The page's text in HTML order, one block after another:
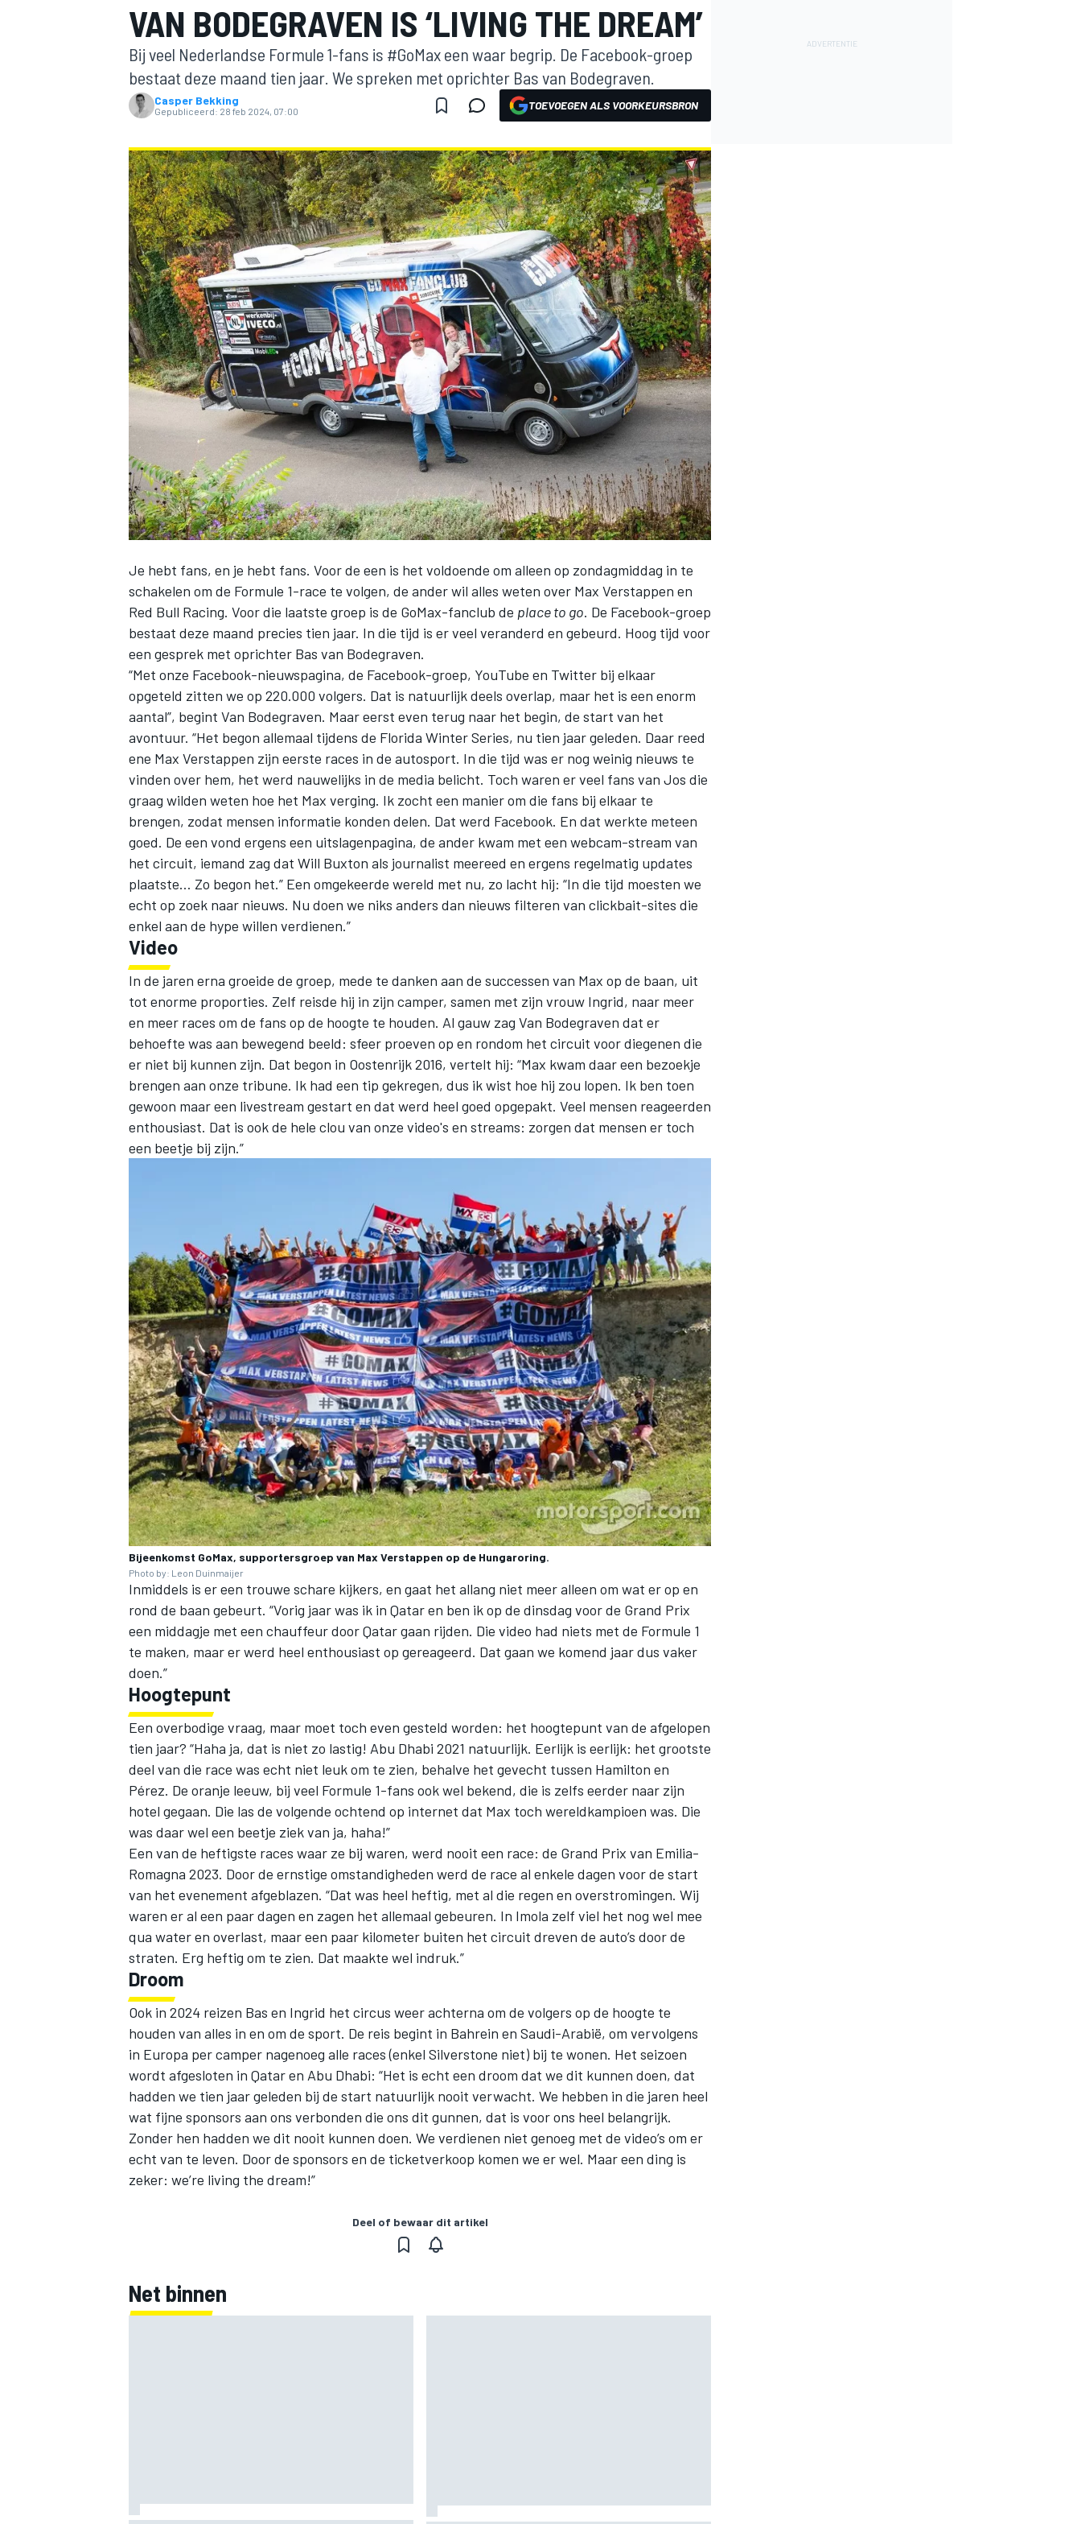
MOTOGP
INDYCAR
MEER RACEKLASSEN
VAN BODEGRAVEN IS ‘LIVING THE DREAM’
Bij veel Nederlandse Formule 1-fans is #GoMax een waar begrip. De Facebook-groep
bestaat deze maand tien jaar. We spreken met oprichter Bas van Bodegraven.
Casper Bekking
Gepubliceerd: 28 feb 2024, 07:00 TOEVOEGEN ALS VOORKEURSBRON
Je hebt fans, en je hebt fans. Voor de een is het voldoende om alleen op zondagmiddag in te
schakelen om de Formule 1-race te volgen, de ander wil alles weten over Max Verstappen en
Red Bull Racing. Voor die laatste groep is de GoMax-fanclub de place to go. De Facebook-groep
bestaat deze maand precies tien jaar. In die tijd is er veel veranderd en gebeurd. Hoog tijd voor
een gesprek met oprichter Bas van Bodegraven.
“Met onze Facebook-nieuwspagina, de Facebook-groep, YouTube en Twitter bij elkaar
opgeteld zitten we op 220.000 volgers. Dat is natuurlijk deels overlap, maar het is een enorm
aantal”, begint Van Bodegraven. Maar eerst even terug naar het begin, de start van het
avontuur. “Het begon allemaal tijdens de Florida Winter Series, nu tien jaar geleden. Daar reed
ene Max Verstappen zijn eerste races in de autosport. In die tijd was er nog weinig nieuws te
vinden over hem, het werd nauwelijks in de media belicht. Toch waren er veel fans van Jos die
graag wilden weten hoe het Max verging. Ik zocht een manier om die fans bij elkaar te
brengen, zodat mensen informatie konden delen. Dat werd Facebook. En dat werkte meteen
goed. De een vond ergens een uitslagenpagina, de ander kwam met een webcam-stream van
het circuit, iemand zag dat Will Buxton als journalist meereed en ergens regelmatig updates
plaatste… Zo begon het.” Een omgekeerde wereld met nu, zo lacht hij: “In die tijd moesten we
echt op zoek naar nieuws. Nu doen we niks anders dan nieuws filteren van clickbait-sites die
enkel aan de hype willen verdienen.”
Video
In de jaren erna groeide de groep, mede te danken aan de successen van Max op de baan, uit
tot enorme proporties. Zelf reisde hij in zijn camper, samen met zijn vrouw Ingrid, naar meer
en meer races om de fans op de hoogte te houden. Al gauw zag Van Bodegraven dat er
behoefte was aan bewegend beeld: sfeer proeven op en rondom het circuit voor diegenen die
er niet bij kunnen zijn. Dat begon in Oostenrijk 2016, vertelt hij: “Max kwam daar een bezoekje
brengen aan onze tribune. Ik had een tip gekregen, dus ik wist hoe hij zou lopen. Ik ben toen
gewoon maar een livestream gestart en dat werd heel goed opgepakt. Veel mensen reageerden
enthousiast. Dat is ook de hele clou van onze video's en streams: zorgen dat mensen er toch
een beetje bij zijn.”
Bijeenkomst GoMax, supportersgroep van Max Verstappen op de Hungaroring.
Photo by: Leon Duinmaijer
Inmiddels is er een trouwe schare kijkers, en gaat het allang niet meer alleen om wat er op en
rond de baan gebeurt. “Vorig jaar was ik in Qatar en ben ik op de dinsdag voor de Grand Prix
een middagje met een chauffeur door Qatar gaan rijden. Die video had niets met de Formule 1
te maken, maar er werd heel enthousiast op gereageerd. Dat gaan we komend jaar dus vaker
doen.”
Hoogtepunt
Een overbodige vraag, maar moet toch even gesteld worden: het hoogtepunt van de afgelopen
tien jaar? “Haha ja, dat is niet zo lastig! Abu Dhabi 2021 natuurlijk. Eerlijk is eerlijk: het grootste
deel van die race was echt niet leuk om te zien, behalve het gevecht tussen Hamilton en
Pérez. De oranje leeuw, bij veel Formule 1-fans ook wel bekend, die is zelfs eerder naar zijn
hotel gegaan. Die las de volgende ochtend op internet dat Max toch wereldkampioen was. Die
was daar wel een beetje ziek van ja, haha!”
Een van de heftigste races waar ze bij waren, werd nooit een race: de Grand Prix van Emilia-
Romagna 2023. Door de ernstige omstandigheden werd de race al enkele dagen voor de start
van het evenement afgeblazen. “Dat was heel heftig, met al die regen en overstromingen. Wij
waren er al een paar dagen en zagen het allemaal gebeuren. In Imola zelf viel het nog wel mee
qua water en overlast, maar een paar kilometer buiten het circuit dreven de auto’s door de
straten. Erg heftig om te zien. Dat maakte wel indruk.”
Droom
Ook in 2024 reizen Bas en Ingrid het circus weer achterna om de volgers op de hoogte te
houden van alles in en om de sport. De reis begint in Bahrein en Saudi-Arabië, om vervolgens
in Europa per camper nagenoeg alle races (enkel Silverstone niet) bij te wonen. Het seizoen
wordt afgesloten in Qatar en Abu Dhabi: “Het is echt een droom dat we dit kunnen doen, dat
hadden we tien jaar geleden bij de start natuurlijk nooit verwacht. We hebben in die jaren heel
wat fijne sponsors aan ons verbonden die ons dit gunnen, dat is voor ons heel belangrijk.
Zonder hen hadden we dit nooit kunnen doen. We verdienen niet genoeg met de video’s om er
echt van te leven. Door de sponsors en de ticketverkoop komen we er wel. Maar een ding is
zeker: we’re living the dream!”
Deel of bewaar dit artikel
Net binnen